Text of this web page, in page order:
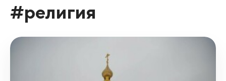
#религия